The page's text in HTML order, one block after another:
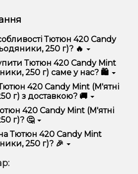
Тютюн 420 Candy
250 г)? 🔥
Mint (М'ятні Льодяники, 250 г)
якістю, зручністю
надійністю.
Тютюн 420 Candy Mint
250 г) саме у нас? 🛍️
оригінальну продукцію,
вигідні ціни та швидку
у нас регулярні акції та знижки
420 Candy Mint (М'ятні
г) з доставкою? 🚚
можна в кілька кліків:
420 Candy Mint (М'ятні
250 г) до кошика.
оформлення замовлення.
замовлення – ми швидко
його вам!
420 Candy Mint (М'ятні
г)? 🤔
ваших уподобань – наприклад,
розмір, матеріал та тип
потужність та смак. Наші
Тютюн 420 Candy Mint
250 г)? 🎉
Слідкуйте за оновленнями на